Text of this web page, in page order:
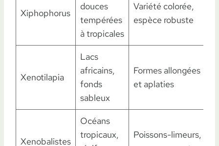
Xiphophorus
douces
tempérées
à tropicales
Variété colorée,
espèce robuste
Xenotilapia
Lacs
africains,
fonds
sableux
Formes allongées
et aplaties
Xenobalistes
Océans
tropicaux,
Poissons-limeurs,